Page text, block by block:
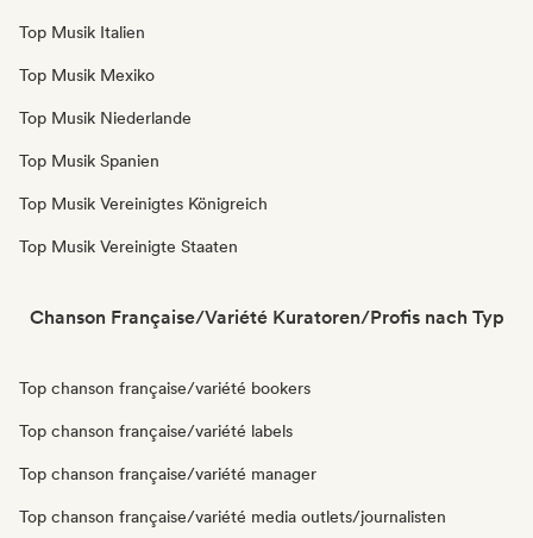
Top Musik Italien
Top Musik Mexiko
Top Musik Niederlande
Top Musik Spanien
Top Musik Vereinigtes Königreich
Top Musik Vereinigte Staaten
Chanson Française/Variété Kuratoren/Profis nach Typ
Top chanson française/variété bookers
Top chanson française/variété labels
Top chanson française/variété manager
Top chanson française/variété media outlets/journalisten